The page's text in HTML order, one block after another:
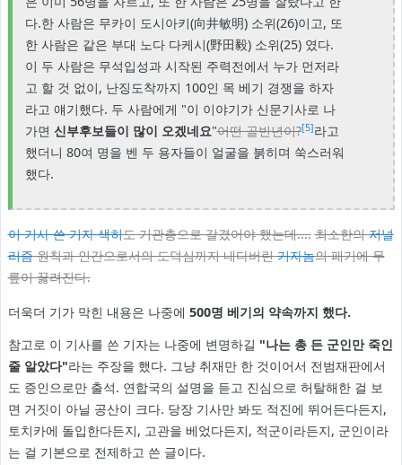
다.한 사람은 무카이 도시아키(向井敏明) 소위(26)이고, 또
한 사람은 같은 부대 노다 다케시(野田毅) 소위(25) 였다.
이 두 사람은 무석입성과 시작된 주력전에서 누가 먼저라
고 할 것 없이, 난징도착까지 100인 목 베기 경쟁을 하자
라고 얘기했다. 두 사람에게 "이 이야기가 신문기사로 나
가면 신부후보들이 많이 오겠네요"어떤 골빈년이?[5]라고
했더니 80여 명을 벤 두 용자들이 얼굴을 붉히며 쑥스러워
했다.
이 기사 쓴 기자 색히도 기관총으로 갈겼어야 했는데.... 최소한의저널
리즘원칙과 인간으로서의 도덕심까지 내다버린기자놈의 패기에 무
릎이 꿇려진다.
더욱더 기가 막힌 내용은 나중에 500명 베기의 약속까지 했다.
참고로 이 기사를 쓴 기자는 나중에 변명하길 "나는 총 든 군인만 죽인
줄 알았다"라는 주장을 했다. 그냥 취재만 한 것이어서 전범재판에서
도 증인으로만 출석. 연합국의 설명을 듣고 진심으로 허탈해한 걸 보
면 거짓이 아닐 공산이 크다. 당장 기사만 봐도 적진에 뛰어든다든지,
토치카에 돌입한다든지, 고관을 베었다든지, 적군이라든지, 군인이라
는 걸 기본으로 전제하고 쓴 글이다.